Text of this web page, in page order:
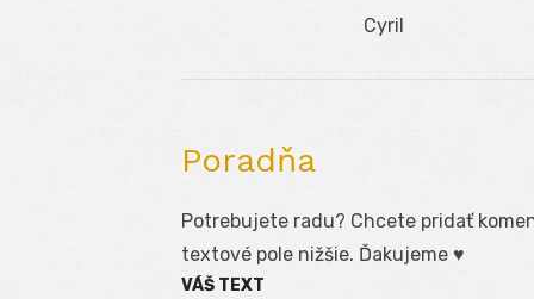
Previous
Cyril
Poradňa
Potrebujete radu? Chcete pridať
textové pole nižšie. Ďakujeme ♥
VÁŠ TEXT